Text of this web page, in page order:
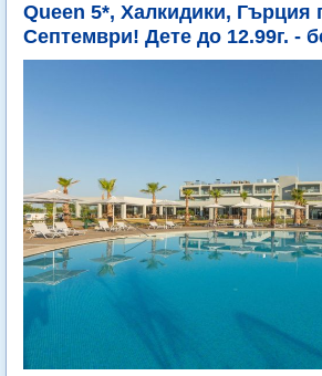
Queen 5*, Халкидики, Гърция
Септември! Дете до 12.99г. -